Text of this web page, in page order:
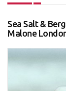
Sea Salt &
Malone